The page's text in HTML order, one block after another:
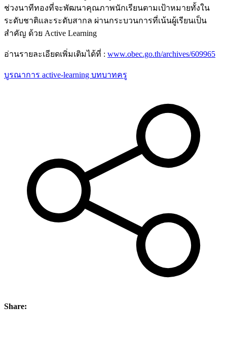
ช่วงนาทีทองที่จะพัฒนาคุณภาพนักเรียนตามเป้าหมายทั้งใน
ระดับชาติและระดับสากล ผ่านกระบวนการที่เน้นผู้เรียนเป็น
สำคัญ ด้วย Active Learning
อ่านรายละเอียดเพิ่มเติมได้ที่ : www.obec.go.th/archives/609965
บูรณาการ active-learning บทบาทครู
Share: